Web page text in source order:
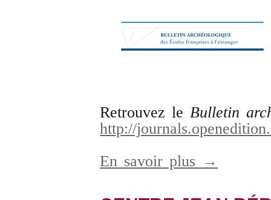
Retrouvez le Bulletin
http://
En savoir plus →